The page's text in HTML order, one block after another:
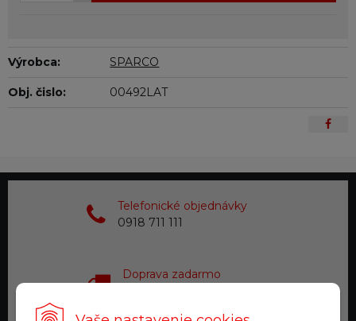
Výrobca: SPARCO
Obj. čislo: 00492LAT
Telefonické objednávky
0918 711 111
Doprava zadarmo